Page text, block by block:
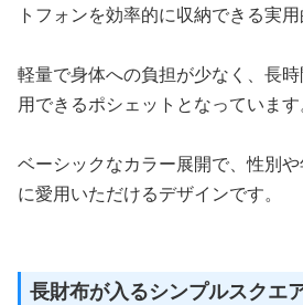
トフォンを効率的に収納できる実用
軽量で身体への負担が少なく、長
用できるポシェットとなっています
ベーシックなカラー展開で、性別
に愛用いただけるデザインです。
長財布が入るシンプルスクエ